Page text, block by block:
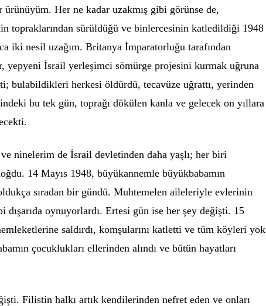
ürünüyüm. Her ne kadar uzakmış gibi görünse de,
topraklarından sürüldüğü ve binlercesinin katledildiği 1948
iki nesil uzağım. Britanya İmparatorluğu tarafından
yepyeni İsrail yerleşimci sömürge projesini kurmak uğruna
bulabildikleri herkesi öldürdü, tecavüze uğrattı, yerinden
bu tek gün, toprağı dökülen kanla ve gelecek on yıllara
ninelerim de İsrail devletinden daha yaşlı; her biri
14 Mayıs 1948, büyükannemle büyükbabamın
sıradan bir gündü. Muhtemelen aileleriyle evlerinin
oynuyorlardı. Ertesi gün ise her şey değişti. 15
saldırdı, komşularını katletti ve tüm köyleri yok
çocuklukları ellerinden alındı ve bütün hayatları
Filistin halkı artık kendilerinden nefret eden ve onları